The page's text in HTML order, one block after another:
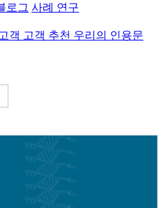
로그 사례 연구
객 고객 추천 우리의 인용문